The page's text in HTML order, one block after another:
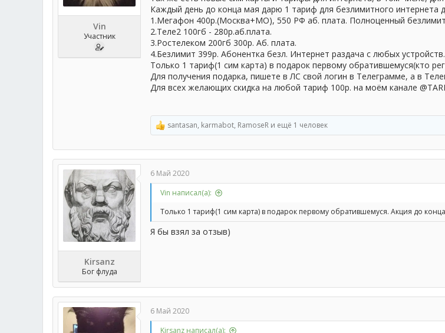
Vin
Участник
Каждый день до конца мая дарю 1 тариф для безлимитного интернета
1.Мегафон 400р.(Москва+МО), 550 РФ аб. плата. Полноценный
2.Теле2 100гб - 280р.аб.плата.
3.Ростелеком 200гб 300р. Аб. плата.
4.Безлимит 399р. Абонентка безл. Интернет раздача с любых устройств.
Только 1 тариф(1 сим карта) в подарок первому обратившемуся(кто
Для получения подарка, пишете в ЛС свой логин в Телеграмме, а в
Для всех желающих скидка на любой тариф 100р. на моём канале
Р
е
а
к
и
и
santasan, karmabot, RamoseR и ещё 1 человек
Kirsanz
Бог флуда
6 Май 2020
Vin написал(а):
Только 1 тариф(1 сим карта) в подарок первому обратившемуся. Акция до
Я бы взял за отзыв)
6 Май 2020
Kirsanz написал(а):